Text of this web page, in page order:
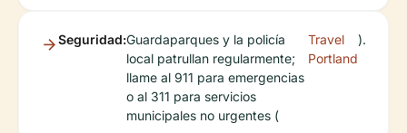
Seguridad:Guardaparques y la policía
local patrullan regularmente;
llame al 911 para emergencias
o al 311 para servicios
municipales no urgentes (
Travel
Portland
).